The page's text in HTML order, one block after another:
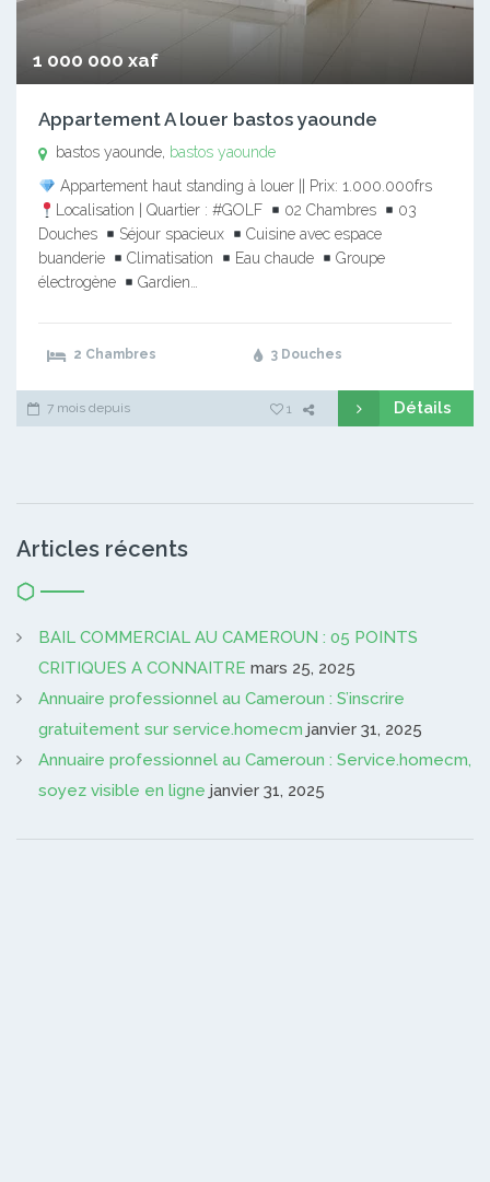
1 000 000 xaf
Appartement A louer bastos yaounde
bastos yaounde, bastos yaounde
Appartement haut standing à louer || Prix: 1.000.000frs
Localisation | Quartier : #GOLF
02 Chambres
03
Douches
Séjour spacieux
Cuisine avec espace
buanderie
Climatisation Eau chaude
Groupe
électrogène
Gardien…
2 Chambres 3 Douches
7 mois depuis 1 Détails
Articles récents
BAIL COMMERCIAL AU CAMEROUN : 05 POINTS
CRITIQUES A CONNAITRE mars 25, 2025
Annuaire professionnel au Cameroun : S’inscrire
gratuitement sur service.homecm janvier 31, 2025
Annuaire professionnel au Cameroun : Service.homecm,
soyez visible en ligne janvier 31, 2025